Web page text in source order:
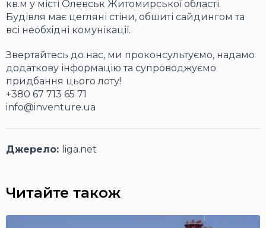
кв.м у місті Олевськ Житомирської області.
Будівля має цегляні стіни, обшиті сайдингом та
всі необхідні комунікації.
Звертайтесь до нас, ми проконсультуємо, надамо
додаткову інформацію та супроводжуємо
придбання цього лоту!
+380 67 713 65 71
info@inventure.ua
Джерело: liga.net
Читайте також